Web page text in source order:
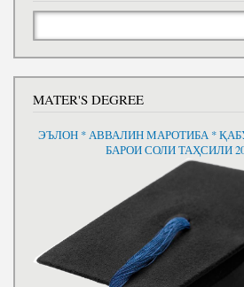
MATER'S DEGREE
ЭЪЛОН * АВВАЛИН МАРОТИБА *
БАРОИ СОЛИ ТАҲСИЛИ